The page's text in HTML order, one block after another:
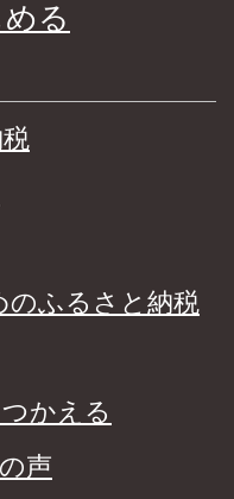
る
のふるさと納税
かえる
声